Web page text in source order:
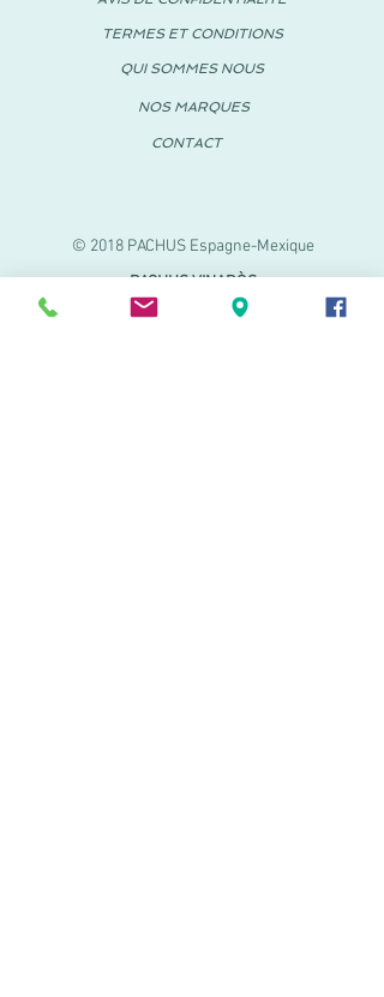
© 2018 PACHUS Espagne-Mexique
TERMES ET CONDITIONS
QUI SOMMES NOUS
NOS MARQUES
CONTACT
PACHUS VINARÒS